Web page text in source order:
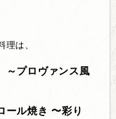
理は、
プロヴァンス風
ール焼き 〜彩り